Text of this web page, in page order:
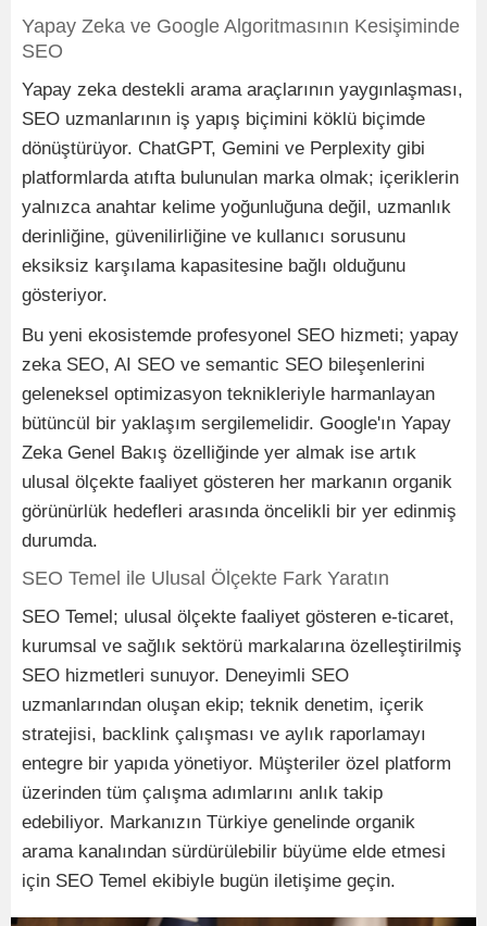
Yapay Zeka ve Google Algoritmasının Kesişiminde
SEO
Yapay zeka destekli arama araçlarının yaygınlaşması,
SEO uzmanlarının iş yapış biçimini köklü biçimde
dönüştürüyor. ChatGPT, Gemini ve Perplexity gibi
platformlarda atıfta bulunulan marka olmak; içeriklerin
yalnızca anahtar kelime yoğunluğuna değil, uzmanlık
derinliğine, güvenilirliğine ve kullanıcı sorusunu
eksiksiz karşılama kapasitesine bağlı olduğunu
gösteriyor.
Bu yeni ekosistemde profesyonel SEO hizmeti; yapay
zeka SEO, AI SEO ve semantic SEO bileşenlerini
geleneksel optimizasyon teknikleriyle harmanlayan
bütüncül bir yaklaşım sergilemelidir. Google'ın Yapay
Zeka Genel Bakış özelliğinde yer almak ise artık
ulusal ölçekte faaliyet gösteren her markanın organik
görünürlük hedefleri arasında öncelikli bir yer edinmiş
durumda.
SEO Temel ile Ulusal Ölçekte Fark Yaratın
SEO Temel; ulusal ölçekte faaliyet gösteren e-ticaret,
kurumsal ve sağlık sektörü markalarına özelleştirilmiş
SEO hizmetleri sunuyor. Deneyimli SEO
uzmanlarından oluşan ekip; teknik denetim, içerik
stratejisi, backlink çalışması ve aylık raporlamayı
entegre bir yapıda yönetiyor. Müşteriler özel platform
üzerinden tüm çalışma adımlarını anlık takip
edebiliyor. Markanızın Türkiye genelinde organik
arama kanalından sürdürülebilir büyüme elde etmesi
için SEO Temel ekibiyle bugün iletişime geçin.